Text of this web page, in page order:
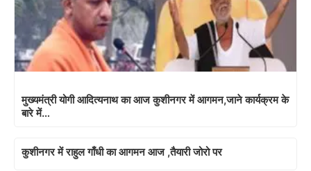
मुख्यमंत्री योगी आदित्यनाथ का आज कुशीनगर में आगमन,जाने कार्यक्रम के
बारे में…
कुशीनगर में राहुल गाँधी का आगमन आज ,तैयारी जोरो पर